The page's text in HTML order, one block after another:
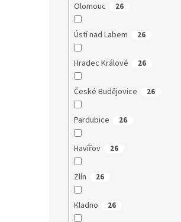
Olomouc 26
Ústí nad Labem 26
Hradec Králové 26
České Budějovice 26
Pardubice 26
Havířov 26
Zlín 26
Kladno 26